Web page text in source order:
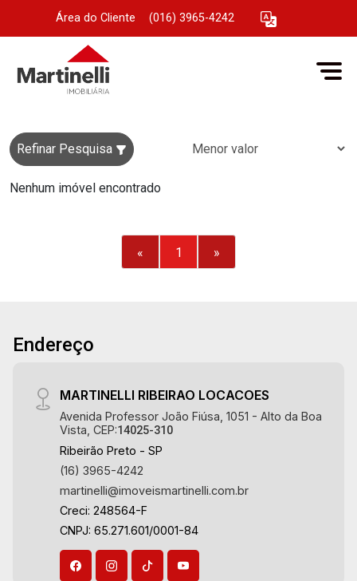
Área do Cliente (016) 3965-4242
Refinar Pesquisa
Nenhum imóvel encontrado
« 1 »
Endereço
MARTINELLI RIBEIRAO LOCACOES
Avenida Professor João Fiúsa, 1051 - Alto da Boa
Vista, CEP:14025-310
Ribeirão Preto - SP
(16) 3965-4242
martinelli@imoveismartinelli.com.br
Creci: 248564-F
CNPJ: 65.271.601/0001-84